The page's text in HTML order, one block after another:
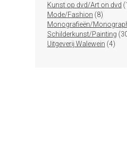
Kunst op dvd/Art on dvd
Mode/Fashion 88
Monografieën/
Schilderkunst/Painting
Uitgeverij Walewein 44